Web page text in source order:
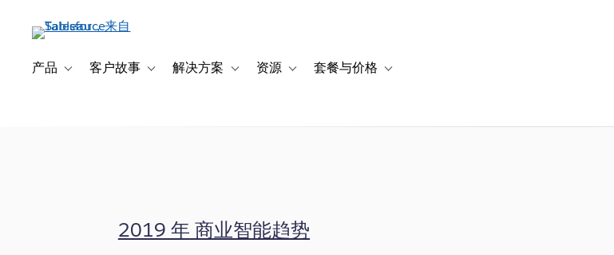
产品 Toggle sub-navigation for 产品
客户故事 Toggle sub-navigation for 客户故事
解决方案 Toggle sub-navigation for 解决方案
资源 Toggle sub-navigation for 资源
套餐与价格 Toggle sub-navigation for 套餐与价格
2019 年 商业智能趋势